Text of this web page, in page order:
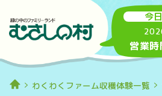
今
営業時
わくわくファーム収穫体験一覧